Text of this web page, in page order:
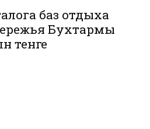
баз отдыха
Бухтармы
тенге